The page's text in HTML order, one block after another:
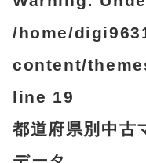
/home/
content/
line 19
都道府県別中古